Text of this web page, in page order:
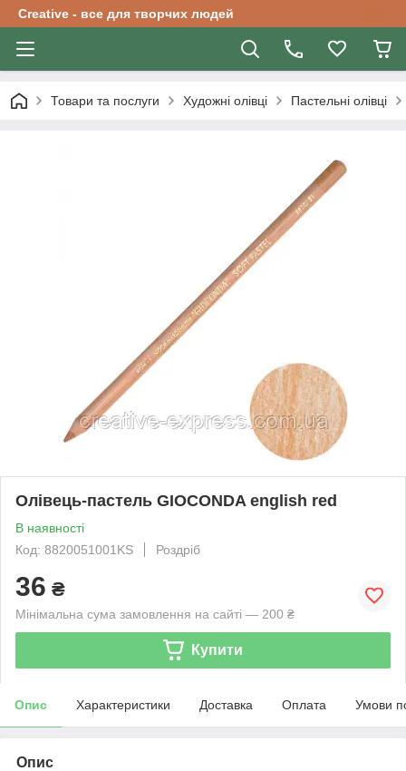
Creative - все для творчих людей
Товари та послуги Художні олівці Пастельні олівці
Олівець-пастель GIOCONDA english red
В наявності
Код: 8820051001KS
Роздріб
36 ₴
Мінімальна сума замовлення на сайті — 200 ₴
Купити
Опис Характеристики Доставка Оплата Умови
Опис